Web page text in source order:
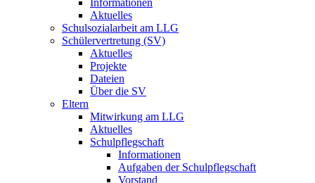
Informationen
Aktuelles
Schulsozialarbeit am LLG
Schülervertretung (SV)
Aktuelles
Projekte
Dateien
Über die SV
Eltern
Mitwirkung am LLG
Aktuelles
Schulpflegschaft
Informationen
Aufgaben der Schulpflegschaft
Vorstand